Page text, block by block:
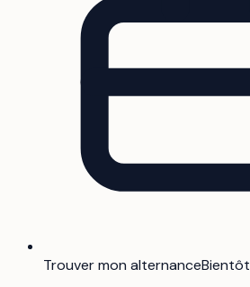
Trouver mon alternanceBientôt